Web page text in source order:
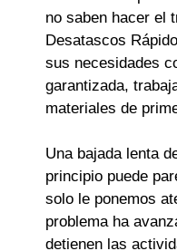
no saben hacer el
Desatascos
sus necesidades
garantizada,
materiales de
Una bajada lenta
principio puede
solo le ponemos
problema ha
detienen las